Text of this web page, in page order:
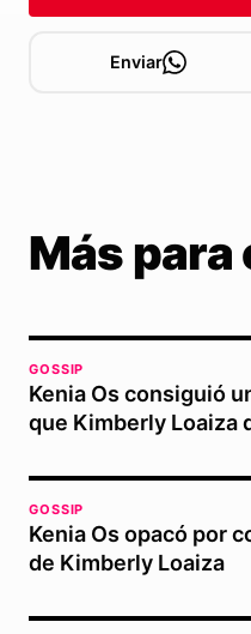
Enviar
Más para
GOSSIP
Kenia Os consiguió
que Kimberly Loaiza
GOSSIP
Kenia Os opacó por
de Kimberly Loaiza